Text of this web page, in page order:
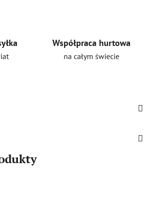
Współpraca hurtowa
na całym świecie